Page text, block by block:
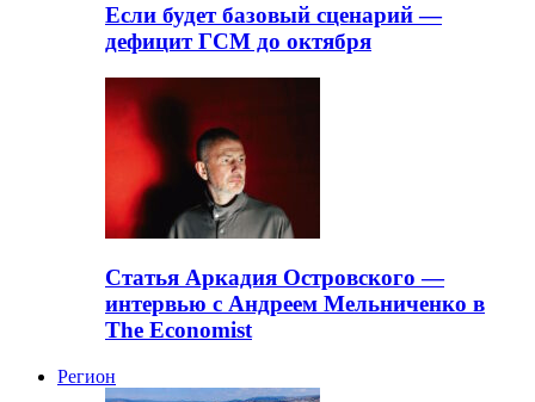
Если будет базовый сценарий —
дефицит ГСМ до октября
Статья Аркадия Островского —
интервью с Андреем Мельниченко в
The Economist
Регион